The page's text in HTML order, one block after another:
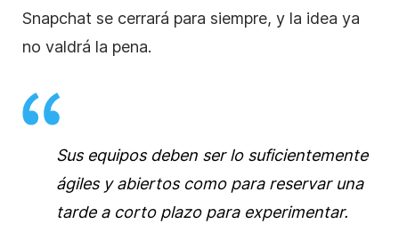
Snapchat se cerrará para siempre, y la idea ya
no valdrá la pena.
Sus equipos deben ser lo suficientemente
ágiles y abiertos como para reservar una
tarde a corto plazo para experimentar.